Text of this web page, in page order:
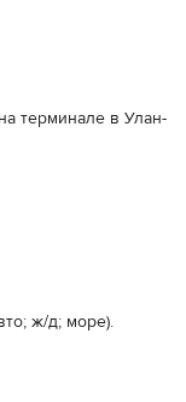
терминале в Улан-
ж/д; море).